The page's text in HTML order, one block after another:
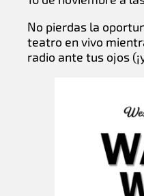
No pierdas la
teatro en vivo
radio ante tus ojos